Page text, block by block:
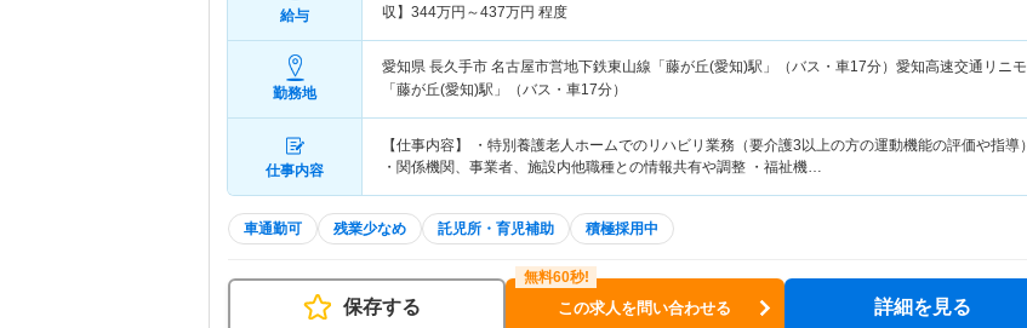
給与
収】 344万円～437万円 程度
勤務地
愛知県 長久手市 名古屋市営地下鉄東山線「藤が丘(愛知)駅」（バス・車17分）愛知高速交通リニモ
「藤が丘(愛知)駅」（バス・車17分）
仕事内容
【仕事内容】 ・特別養護老人ホームでのリハビリ業務（要介護3以上の方の運動機能の評価や指導）
・関係機関、事業者、施設内他職種との情報共有や調整 ・福祉機…
車通勤可 残業少なめ 託児所・育児補助 積極採用中
保存する この求人を問い合わせる 詳細を見る